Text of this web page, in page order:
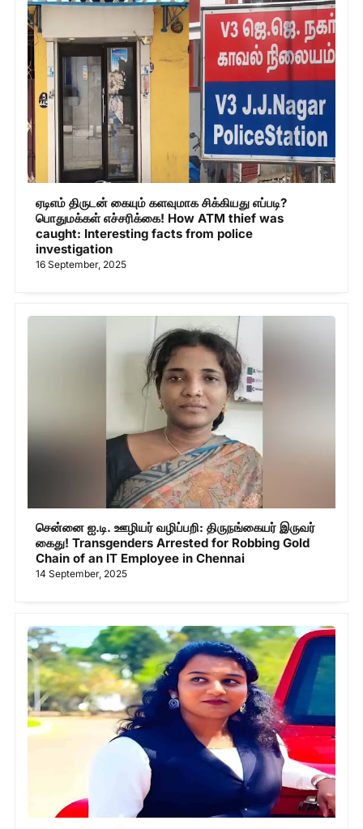
ஏடிஎம் திருடன் கையும் களவுமாக சிக்கியது எப்படி?
பொதுமக்கள் எச்சரிக்கை! How ATM thief was
caught: Interesting facts from police
investigation
16 September, 2025
சென்னை ஐ.டி. ஊழியர் வழிப்பறி: திருநங்கையர் இருவர்
கைது! Transgenders Arrested for Robbing Gold
Chain of an IT Employee in Chennai
14 September, 2025